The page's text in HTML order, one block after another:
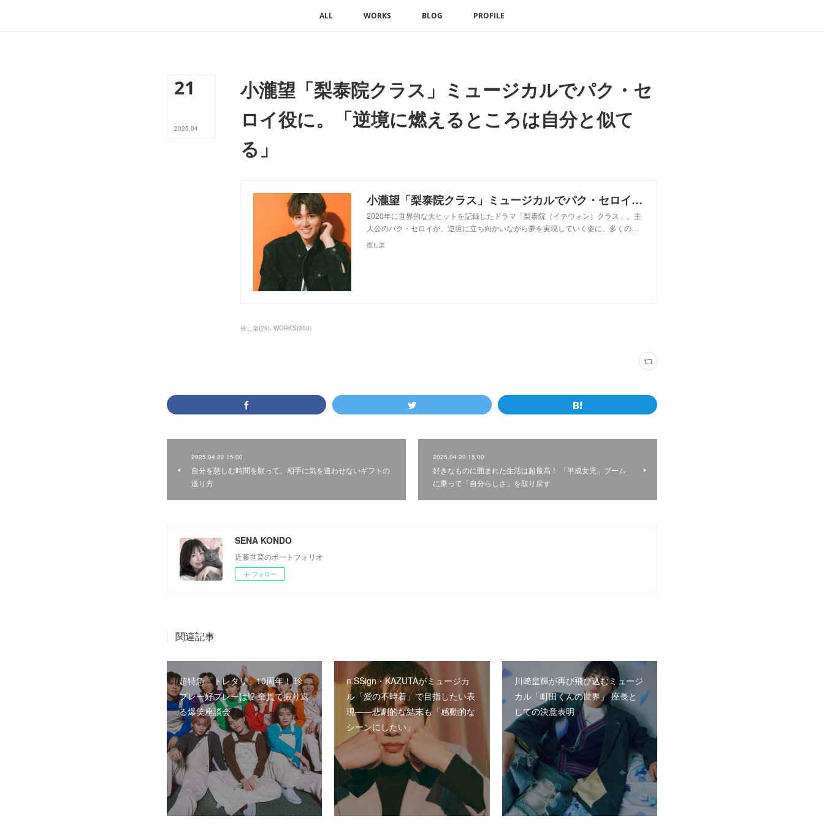
ALL WORKS BLOG PROFILE
21
2025.04
小瀧望「梨泰院クラス」ミュージカルでパク・セ
ロイ役に。「逆境に燃えるところは自分と似て
る」
小瀧望「梨泰院クラス」ミュージカルでパク・セロイ役に。「逆境に燃えるところは自分と似てる」 - 推し楽
2020年に世界的な大ヒットを記録したドラマ「梨泰院（イテウォン）クラス」。主
人公のパク・セロイが、逆境に立ち向かいながら夢を実現していく姿に、多くの…
推し楽
推し楽(29) WORKS(300)
2025.04.22 15:00
自分を慈しむ時間を願って。相手に気を遣わせないギフトの
送り方
2025.04.20 15:00
好きなものに囲まれた生活は超最高！ 「平成女児」ブーム
に乗って「自分らしさ」を取り戻す
SENA KONDO
近藤世菜のポートフォリオ
フォロー
関連記事
超特急「トレタリ」10周年！ 珍
プレー好プレーは!? 全員で振り返
る爆笑座談会
n.SSign・KAZUTAがミュージカ
ル「愛の不時着」で目指したい表
現――悲劇的な結末も「感動的な
シーンにしたい」
川﨑皇輝が再び飛び込むミュージ
カル「町田くんの世界」 座長と
しての決意表明